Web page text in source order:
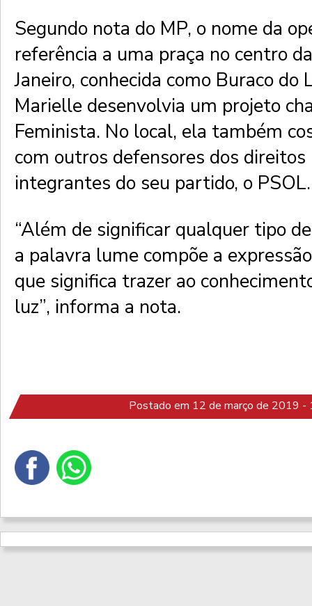
Segundo nota do MP, o nome da
referência a uma praça no centro
Janeiro, conhecida como Buraco do
Marielle desenvolvia um projeto
Feminista. No local, ela também
com outros defensores dos direitos
integrantes do seu partido, o PSOL.
“Além de significar qualquer tipo
a palavra lume compõe a
que significa trazer ao
luz”, informa a nota.
Postado em 12 de março de 2019 -